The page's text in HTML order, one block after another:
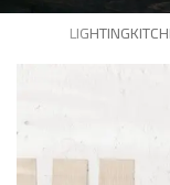
LIGHTING